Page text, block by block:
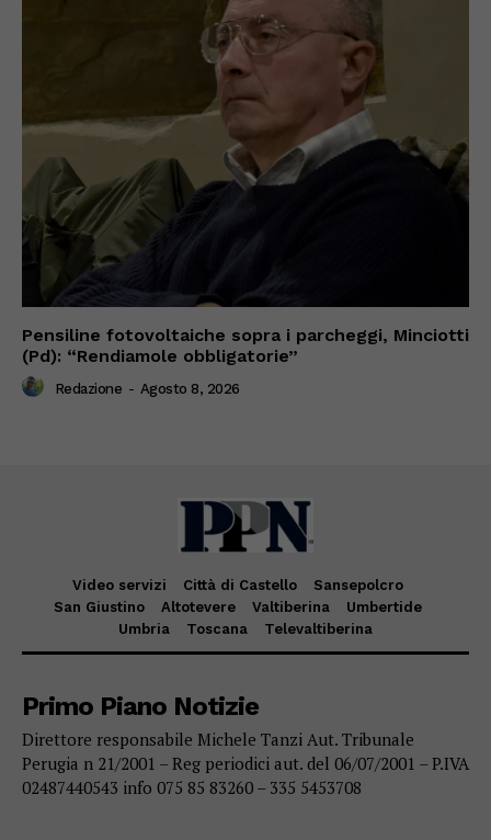
Pensiline fotovoltaiche sopra i parcheggi, Minciotti
(Pd): “Rendiamole obbligatorie”
Redazione - Agosto 8, 2026
Video servizi Città di Castello
Sansepolcro
San Giustino
Altotevere Valtiberina
Umbertide
Umbria
Toscana Televaltiberina
Primo Piano Notizie
Direttore responsabile Michele Tanzi Aut. Tribunale
Perugia n 21/2001 – Reg periodici aut. del 06/07/2001 – P.IVA
02487440543 info 075 85 83260 – 335 5453708